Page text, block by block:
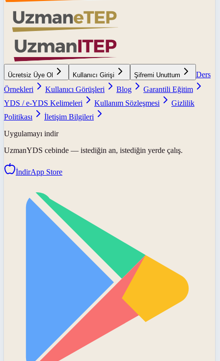
Ücretsiz Üye Ol Kullanıcı Girişi Şifremi Unuttum
Ders
Örnekleri
Kullanıcı Görüşleri Blog
Garantili Eğitim
YDS / e-YDS Kelimeleri
Kullanım Sözleşmesi
Gizlilik
Politikası
İletişim Bilgileri
Uygulamayı indir
UzmanYDS cebinde — istediğin an, istediğin yerde çalış.
İndirApp Store